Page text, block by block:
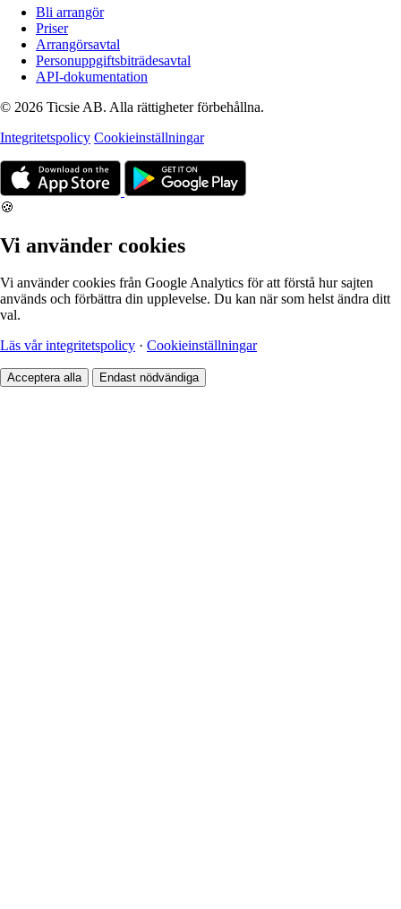
Bli arrangör
Priser
Arrangörsavtal
Personuppgiftsbiträdesavtal
API-dokumentation
© 2026 Ticsie AB. Alla rättigheter förbehållna.
Integritetspolicy Cookieinställningar
🍪
Vi använder cookies
Vi använder cookies från Google Analytics för att förstå hur sajten
används och förbättra din upplevelse. Du kan när som helst ändra ditt
val.
Läs vår integritetspolicy · Cookieinställningar
Acceptera alla Endast nödvändiga